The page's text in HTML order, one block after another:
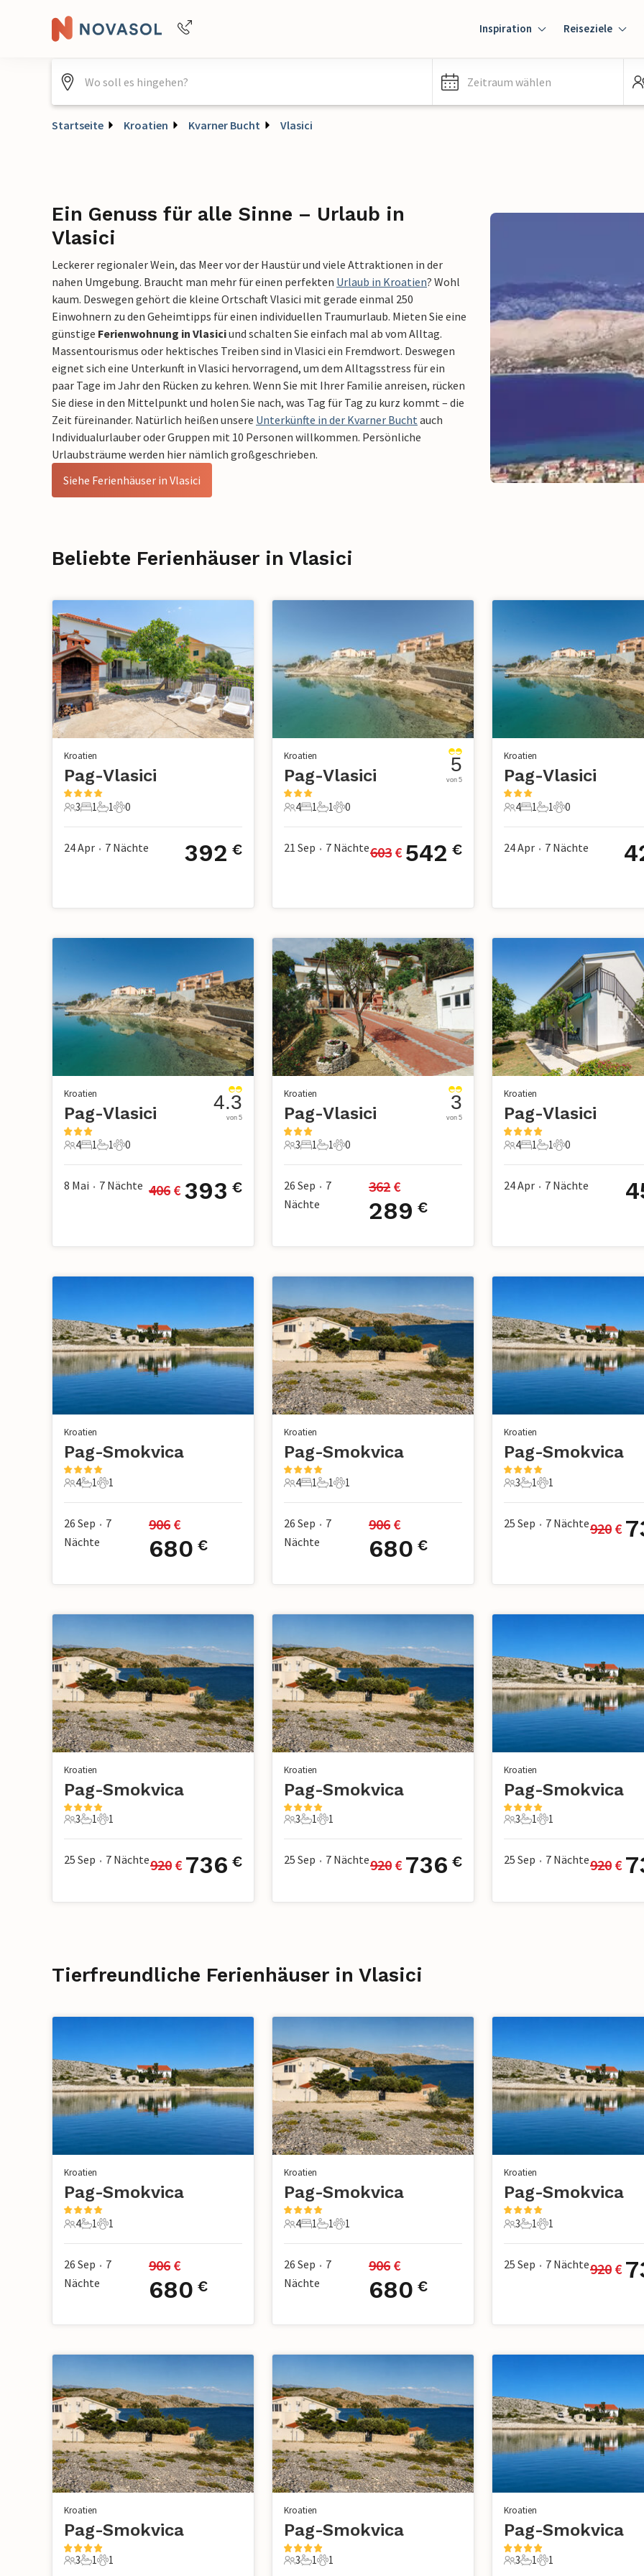
+4940688715475
Inspiration Reiseziele
Zeitraum wählen
Startseite Kroatien Kvarner Bucht Vlasici
Ein Genuss für alle Sinne – Urlaub in
Vlasici
Leckerer regionaler Wein, das Meer vor der Haustür und viele Attraktionen in der
nahen Umgebung. Braucht man mehr für einen perfekten Urlaub in Kroatien? Wohl
kaum. Deswegen gehört die kleine Ortschaft Vlasici mit gerade einmal 250
Einwohnern zu den Geheimtipps für einen individuellen Traumurlaub. Mieten Sie eine
günstige Ferienwohnung in Vlasiciund schalten Sie einfach mal ab vom Alltag.
Massentourismus oder hektisches Treiben sind in Vlasici ein Fremdwort. Deswegen
eignet sich eine Unterkunft in Vlasici hervorragend, um dem Alltagsstress für ein
paar Tage im Jahr den Rücken zu kehren. Wenn Sie mit Ihrer Familie anreisen, rücken
Sie diese in den Mittelpunkt und holen Sie nach, was Tag für Tag zu kurz kommt – die
Zeit füreinander. Natürlich heißen unsere Unterkünfte in der Kvarner Bucht auch
Individualurlauber oder Gruppen mit 10 Personen willkommen. Persönliche
Urlaubsträume werden hier nämlich großgeschrieben.
Siehe Ferienhäuser in Vlasici
Beliebte Ferienhäuser in Vlasici
Kroatien
Pag-Vlasici
3 Gäste
3
1 Schlafzimmer
1
1 Badezimmer
1
0 Haustiere
0
24 Apr • 7 Nächte 392 €
Kroatien
Pag-Vlasici
4 Gäste
4
1 Schlafzimmer
1
1 Badezimmer
1
0 Haustiere
0
5
von 5
21 Sep • 7 Nächte603 € 542 €
Kroatien
Pag-Vlasici
4 Gäste
4
1 Schlafzimmer
1
1 Badezimmer
1
0 Haustiere
0
24 Apr • 7 Nächte
Kroatien
Pag-Vlasici
4 Gäste
4
1 Schlafzimmer
1
1 Badezimmer
1
0 Haustiere
0
4.3
von 5
8 Mai • 7 Nächte 406 € 393 €
Kroatien
Pag-Vlasici
3 Gäste
3
1 Schlafzimmer
1
1 Badezimmer
1
0 Haustiere
0
3
von 5
26 Sep • 7
Nächte
362 €
289 €
Kroatien
Pag-Vlasici
4 Gäste
4
1 Schlafzimmer
1
1 Badezimmer
1
0 Haustiere
0
24 Apr • 7 Nächte
Kroatien
Pag-Smokvica
4 Gäste
4
1 Badezimmer
1
1 Haustier
1
26 Sep • 7
Nächte
906 €
680 €
Kroatien
Pag-Smokvica
4 Gäste
4
1 Schlafzimmer
1
1 Badezimmer
1
1 Haustier
1
26 Sep • 7
Nächte
906 €
680 €
Kroatien
Pag-Smokvica
3 Gäste
3
1 Badezimmer
1
1 Haustier
1
25 Sep • 7 Nächte920 €
Kroatien
Pag-Smokvica
3 Gäste
3
1 Badezimmer
1
1 Haustier
1
25 Sep • 7 Nächte920 € 736 €
Kroatien
Pag-Smokvica
3 Gäste
3
1 Badezimmer
1
1 Haustier
1
25 Sep • 7 Nächte920 € 736 €
Kroatien
Pag-Smokvica
3 Gäste
3
1 Badezimmer
1
1 Haustier
1
25 Sep • 7 Nächte920 €
Tierfreundliche Ferienhäuser in Vlasici
Kroatien
Pag-Smokvica
4 Gäste
4
1 Badezimmer
1
1 Haustier
1
26 Sep • 7
Nächte
906 €
680 €
Kroatien
Pag-Smokvica
4 Gäste
4
1 Schlafzimmer
1
1 Badezimmer
1
1 Haustier
1
26 Sep • 7
Nächte
906 €
680 €
Kroatien
Pag-Smokvica
3 Gäste
3
1 Badezimmer
1
1 Haustier
1
25 Sep • 7 Nächte920 €
Kroatien
Pag-Smokvica
3 Gäste
3
1 Badezimmer
1
1 Haustier
1
Kroatien
Pag-Smokvica
3 Gäste
3
1 Badezimmer
1
1 Haustier
1
Kroatien
Pag-Smokvica
3 Gäste
3
1 Badezimmer
1
1 Haustier
1